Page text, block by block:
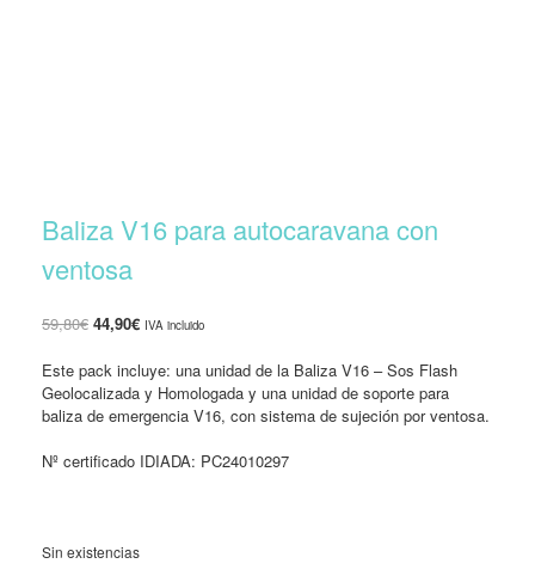
Baliza V16 para autocaravana con
ventosa
59,80€ El
original
era:
59,80€.
44,90€El
actual
es:
44,90€.
IVA incluido
Este pack incluye: una unidad de la Baliza V16 – Sos Flash
Geolocalizada y Homologada y una unidad de soporte para
baliza de emergencia V16, con sistema de sujeción por ventosa.
Nº certificado IDIADA: PC24010297
Sin existencias